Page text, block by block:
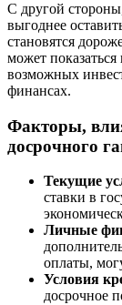
С другой
выгоднее
становятся
может
возможных
финансах.
Факторы,
досрочного
Текущие
ставки в
Личные
оплаты,
Условия
досрочное